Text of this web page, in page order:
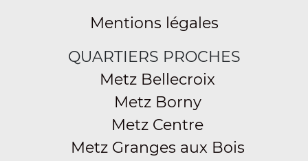
Mentions légales
QUARTIERS PROCHES
Metz Bellecroix
Metz Borny
Metz Centre
Metz Granges aux Bois